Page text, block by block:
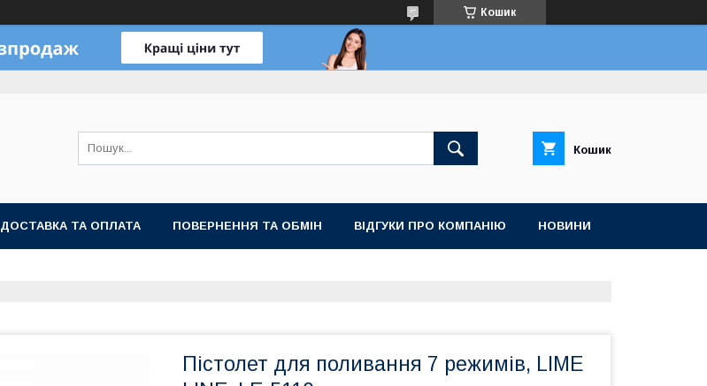
Кошик
Кошик
ДОСТАВКА ТА ОПЛАТА ПОВЕРНЕННЯ ТА ОБМІН ВІДГУКИ ПРО КОМПАНІЮ НОВИНИ
Пістолет для поливання 7 режимів, LIME